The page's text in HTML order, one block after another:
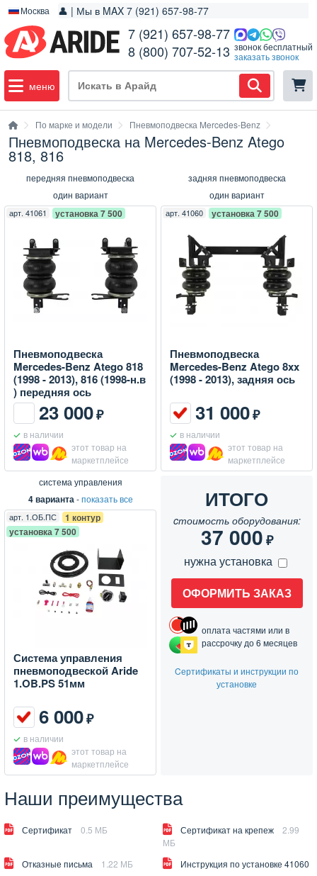
Москва 👤 | Мы в MAX 7 (921) 657-98-77
7 (921) 657-98-77
8 (800) 707-52-13 звонок бесплатный
заказать звонок
меню
По марке и модели Пневмоподвеска Mercedes-Benz
Пневмоподвеска на Mercedes-Benz Atego
818, 816
передняя пневмоподвеска
один вариант
арт. 41061 установка 7 500
Пневмоподвеска
Mercedes-Benz Atego 818
(1998 - 2013), 816 (1998-н.в
) передняя ось
23 000₽
в наличии
этот товар на
маркетплейсе
задняя пневмоподвеска
один вариант
арт. 41060 установка 7 500
Пневмоподвеска
Mercedes-Benz Atego 8xx
(1998 - 2013), задняя ось
31 000₽
в наличии
этот товар на
маркетплейсе
система управления
4 варианта -показать все
арт. 1.ОБ.ПС
1 контур
установка 7 500
Система управления
пневмоподвеской Aride
1.OB.PS 51мм
6 000₽
в наличии
этот товар на
маркетплейсе
ИТОГО
cтоимость оборудования:
37 000₽
нужна установка
ОФОРМИТЬ ЗАКАЗ
оплата частями или в
рассрочку до 6 месяцев
Cертификаты и инструкции по
установке
Наши преимущества
Сертификат 0.5 МБ Сертификат на крепеж
2.99
МБ
Отказные письма
1.22 МБ Инструкция по установке 41060